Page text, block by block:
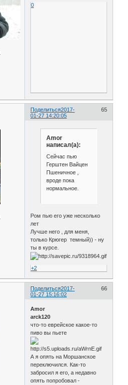
0
Поделиться 65
2017-
01-27 14:20:05
Amor
написал(а):
Сейчас пью
Герштен Вайцен
Пшеничное ,
вроде пока
нормальное.
Ром пью его уже несколько
лет
Лучше него , для меня,
только Крюгер темный)) - ну
ты в курсе.
+2
Поделиться 66
2017-
01-27 15:16:02
Amor
arck120
что-то еврейское какое-то
пиво вы пьете
А я опять на Моршанское
переключился. Как-то
забросил я его, а недавно
опять попробовал -